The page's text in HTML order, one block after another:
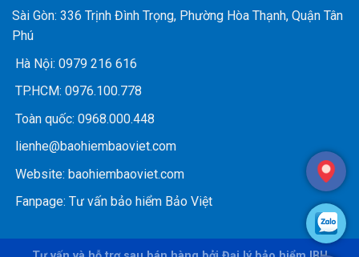
Sài Gòn: 336 Trịnh Đình Trọng, Phường Hòa Thạnh, Quận Tân
Phú
Hà Nội: 0979 216 616
TP.HCM: 0976.100.778
Toàn quốc: 0968.000.448
lienhe@baohiembaoviet.com
Website: baohiembaoviet.com
Fanpage: Tư vấn bảo hiểm Bảo Việt